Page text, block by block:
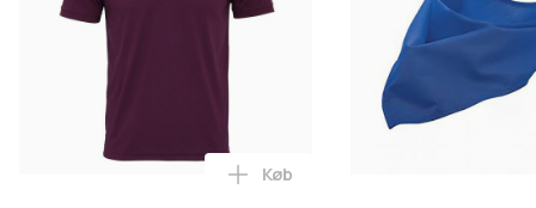
Læg Premier Mens
Køb